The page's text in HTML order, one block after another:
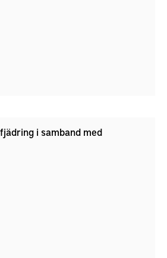
i samband med